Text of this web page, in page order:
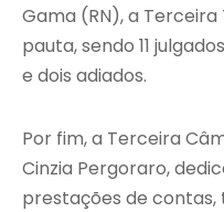
Gama (RN), a
pauta, sendo 11
e dois adiados.
Por fim, a Terceira
Cinzia Pergoraro,
prestações de contas,